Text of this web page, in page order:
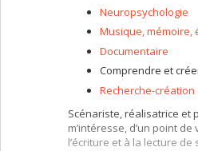
Neuropsychologie
Musique, mémoire,
Documentaire
Comprendre et
Recherche-création
Scénariste, réalisatrice et
m’intéresse, d’un point
l’écriture et à la lecture